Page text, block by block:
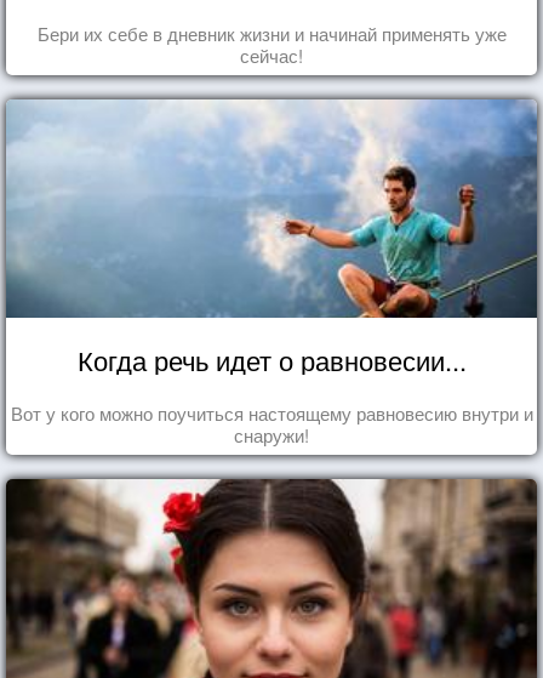
Бери их себе в дневник жизни и начинай применять уже
сейчас!
Когда речь идет о равновесии...
Вот у кого можно поучиться настоящему равновесию внутри и
снаружи!